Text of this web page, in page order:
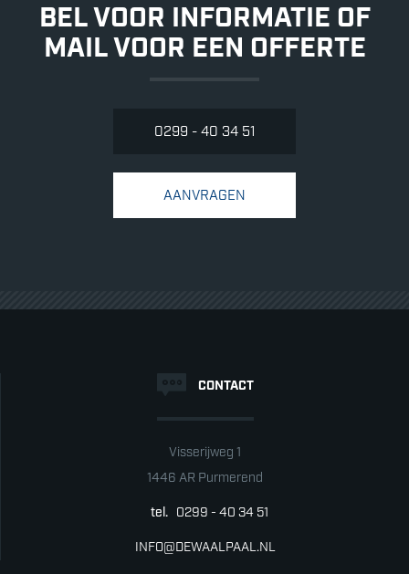
BEL VOOR INFORMATIE OF
MAIL VOOR EEN OFFERTE
0299 - 40 34 51
AANVRAGEN
CONTACT
Visserijweg 1
1446 AR Purmerend
tel. 0299 - 40 34 51
INFO@DEWAALPAAL.NL